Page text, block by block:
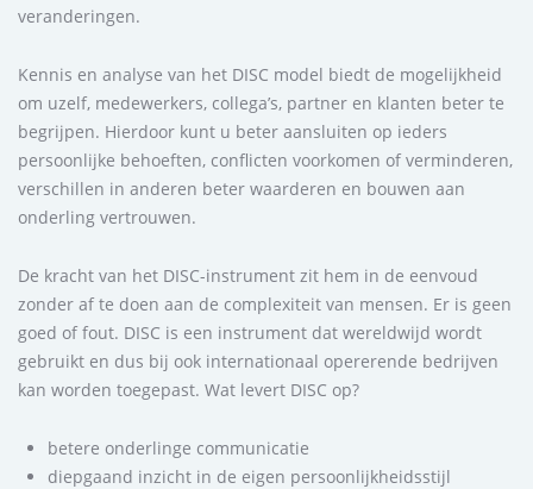
veranderingen.
Kennis en analyse van het DISC model biedt de mogelijkheid
om uzelf, medewerkers, collega’s, partner en klanten beter te
begrijpen. Hierdoor kunt u beter aansluiten op ieders
persoonlijke behoeften, conflicten voorkomen of verminderen,
verschillen in anderen beter waarderen en bouwen aan
onderling vertrouwen.
De kracht van het DISC-instrument zit hem in de eenvoud
zonder af te doen aan de complexiteit van mensen. Er is geen
goed of fout. DISC is een instrument dat wereldwijd wordt
gebruikt en dus bij ook internationaal opererende bedrijven
kan worden toegepast. Wat levert DISC op?
betere onderlinge communicatie
diepgaand inzicht in de eigen persoonlijkheidsstijl